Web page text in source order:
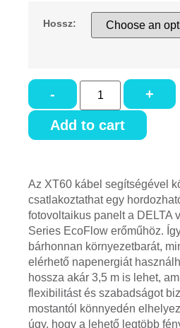
Hossz:
-
+
Add to cart
Az XT60 kábel segítségével
csatlakoztathat egy
fotovoltaikus panelt a DELTA
Series EcoFlow erőműhöz.
bárhonnan környezetbarát,
elérhető napenergiát
hossza akár 3,5 m is lehet,
flexibilitást és szabadságot
mostantól könnyedén
úgy, hogy a lehető legtöbb